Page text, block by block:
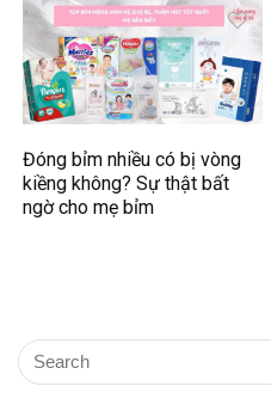
Đóng bỉm nhiều có bị vòng
kiềng không? Sự thật bất
ngờ cho mẹ bỉm